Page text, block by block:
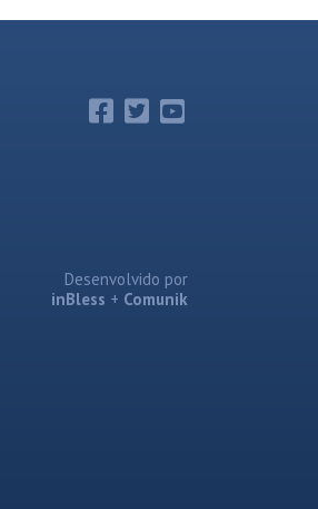
Desenvolvido por
inBless + Comunik